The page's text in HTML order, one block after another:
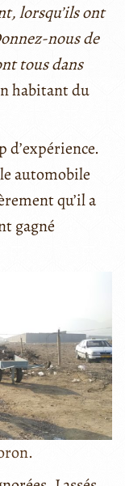
lorsqu’ils ont
nous de
tous dans
habitant du
d’expérience.
automobile
qu’il a
gagné